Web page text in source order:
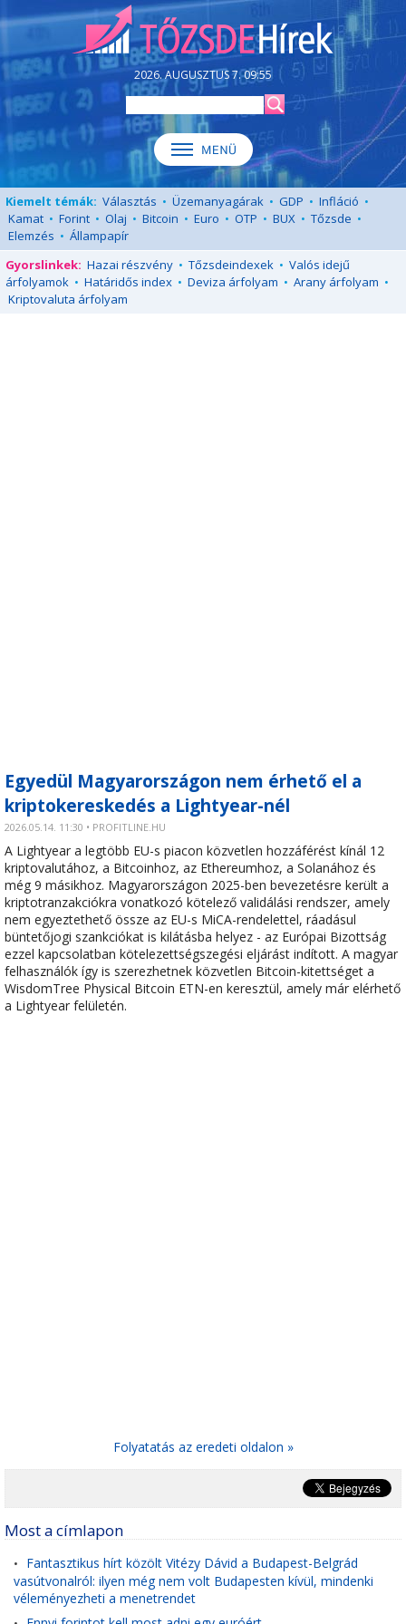
2026. AUGUSZTUS 7. 09:55
Kiemelt témák: Választás • Üzemanyagárak • GDP • Infláció •
Kamat • Forint • Olaj • Bitcoin • Euro • OTP • BUX • Tőzsde •
Elemzés • Állampapír
Gyorslinkek: Hazai részvény • Tőzsdeindexek • Valós idejű
árfolyamok • Határidős index • Deviza árfolyam • Arany árfolyam •
Kriptovaluta árfolyam
Egyedül Magyarországon nem érhető el a
kriptokereskedés a Lightyear-nél
2026.05.14. 11:30 • PROFITLINE.HU
A Lightyear a legtöbb EU-s piacon közvetlen hozzáférést kínál 12
kriptovalutához, a Bitcoinhoz, az Ethereumhoz, a Solanához és
még 9 másikhoz. Magyarországon 2025-ben bevezetésre került a
kriptotranzakciókra vonatkozó kötelező validálási rendszer, amely
nem egyeztethető össze az EU-s MiCA-rendelettel, ráadásul
büntetőjogi szankciókat is kilátásba helyez - az Európai Bizottság
ezzel kapcsolatban kötelezettségszegési eljárást indított. A magyar
felhasználók így is szerezhetnek közvetlen Bitcoin-kitettséget a
WisdomTree Physical Bitcoin ETN-en keresztül, amely már elérhető
a Lightyear felületén.
Folyatatás az eredeti oldalon »
Most a címlapon
• Fantasztikus hírt közölt Vitézy Dávid a Budapest-Belgrád
vasútvonalról: ilyen még nem volt Budapesten kívül, mindenki
véleményezheti a menetrendet